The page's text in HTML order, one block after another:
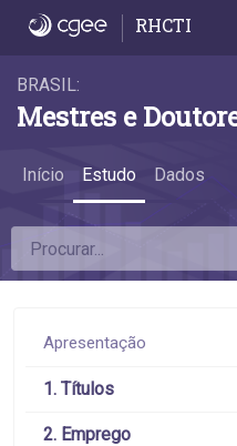
6.4 Remuneração
RHCTI
BRASIL:
Mestres e
Início Estudo Dados
Apresentação
1. Títulos
2. Emprego